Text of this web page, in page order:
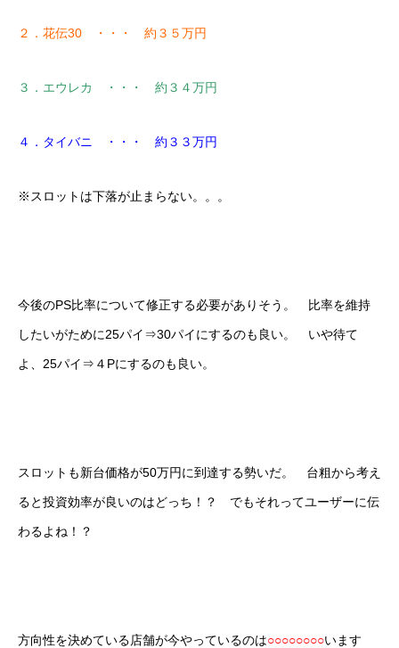
２．花伝30 ・・・ 約３５万円
３．エウレカ ・・・ 約３４万円
４．タイバニ ・・・ 約３３万円
※スロットは下落が止まらない。。。
今後のPS比率について修正する必要がありそう。 比率を維持
したいがために25パイ⇒30パイにするのも良い。 いや待て
よ、25パイ⇒４Pにするのも良い。
スロットも新台価格が50万円に到達する勢いだ。 台粗から考え
ると投資効率が良いのはどっち！？ でもそれってユーザーに伝
わるよね！？
方向性を決めている店舗が今やっているのは○○○○○○○○います